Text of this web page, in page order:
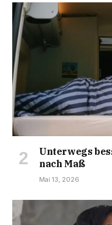
Unterwegs
nach Maß
Mai 13, 2026